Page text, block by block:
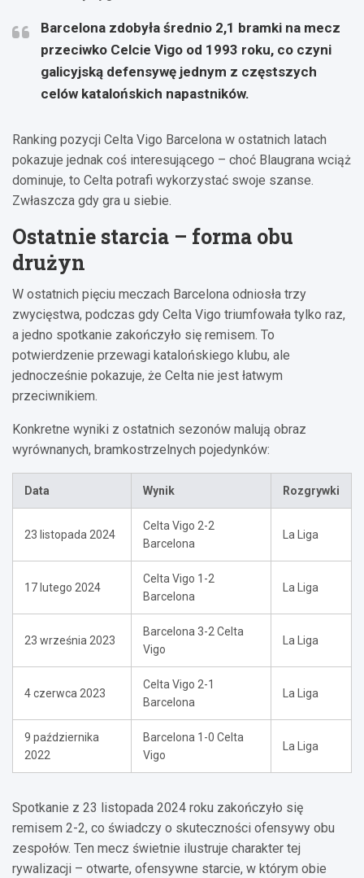
Barcelona zdobyła średnio 2,1 bramki na mecz
przeciwko Celcie Vigo od 1993 roku, co czyni
galicyjską defensywę jednym z częstszych
celów katalońskich napastników.
Ranking pozycji Celta Vigo Barcelona w ostatnich latach
pokazuje jednak coś interesującego – choć Blaugrana wciąż
dominuje, to Celta potrafi wykorzystać swoje szanse.
Zwłaszcza gdy gra u siebie.
Ostatnie starcia – forma obu
drużyn
W ostatnich pięciu meczach Barcelona odniosła trzy
zwycięstwa, podczas gdy Celta Vigo triumfowała tylko raz,
a jedno spotkanie zakończyło się remisem. To
potwierdzenie przewagi katalońskiego klubu, ale
jednocześnie pokazuje, że Celta nie jest łatwym
przeciwnikiem.
Konkretne wyniki z ostatnich sezonów malują obraz
wyrównanych, bramkostrzelnych pojedynków:
Data Wynik Rozgrywki
23 listopada 2024
Celta Vigo 2-2
Barcelona
La Liga
17 lutego 2024
Celta Vigo 1-2
Barcelona
La Liga
23 września 2023
Barcelona 3-2 Celta
Vigo
La Liga
4 czerwca 2023
Celta Vigo 2-1
Barcelona
La Liga
9 października
2022
Barcelona 1-0 Celta
Vigo
La Liga
Spotkanie z 23 listopada 2024 roku zakończyło się
remisem 2-2, co świadczy o skuteczności ofensywy obu
zespołów. Ten mecz świetnie ilustruje charakter tej
rywalizacji – otwarte, ofensywne starcie, w którym obie